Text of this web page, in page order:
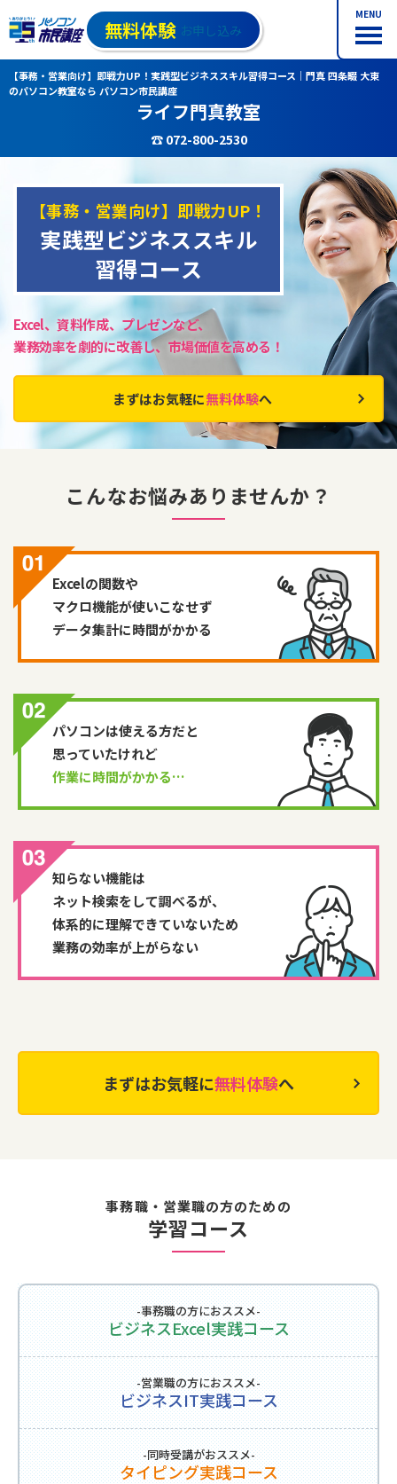
MENU
無料体験 お申し込み
【事務・営業向け】即戦力UP！実践型ビジネススキル習得コース｜門真 四条畷 大東
のパソコン教室なら パソコン市民講座
ライフ門真教室
☎ 072-800-2530
【事務・営業向け】即戦力UP！
実践型ビジネススキル
習得コース
Excel、資料作成、プレゼンなど、
業務効率を劇的に改善し、市場価値を高める！
まずはお気軽に無料体験へ
こんなお悩みありませんか？
Excelの関数や
マクロ機能が使いこなせず
データ集計に時間がかかる
パソコンは使える方だと
思っていたけれど
作業に時間がかかる…
知らない機能は
ネット検索をして調べるが、
体系的に理解できていないため
業務の効率が上がらない
まずはお気軽に無料体験へ
事務職・営業職の方のための
学習コース
-事務職の方におススメ-
ビジネスExcel実践コース
-営業職の方におススメ-
ビジネスIT実践コース
-同時受講がおススメ-
タイピング実践コース